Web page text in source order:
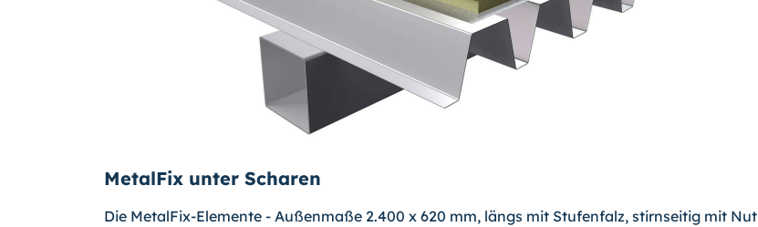
MetalFix unter Scharen
Die MetalFix-Elemente - Außenmaße 2.400 x 620 mm, längs mit Stufenfalz, stirnseitig mit Nut